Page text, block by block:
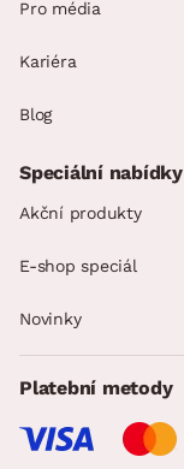
Pro média
Kariéra
Blog
Speciální nabídky
Akční produkty
E-shop speciál
Novinky
Platební metody